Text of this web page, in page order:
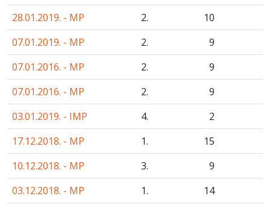
28.01.2019. - MP
2.
10
07.01.2019. - MP
2.
9
07.01.2016. - MP
2.
9
07.01.2016. - MP
2.
9
03.01.2019. - IMP
4.
2
17.12.2018. - MP
1.
15
10.12.2018. - MP
3.
9
03.12.2018. - MP
1.
14